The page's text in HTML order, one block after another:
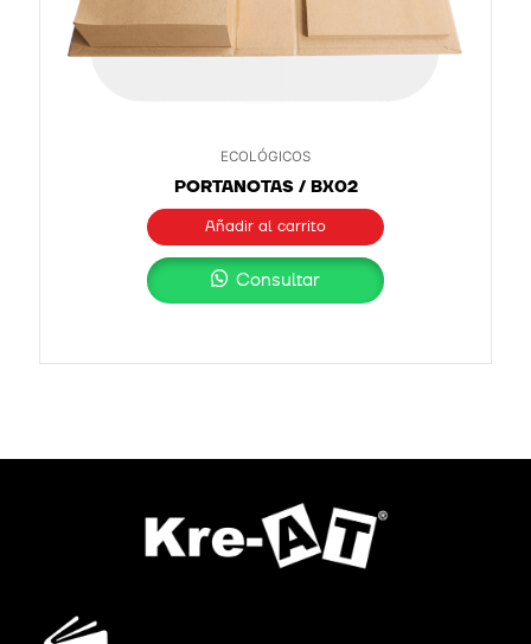
ECOLÓGICOS
PORTANOTAS / BX02
Añadir al carrito
Consultar